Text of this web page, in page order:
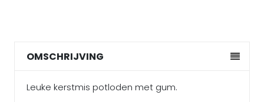
OMSCHRIJVING
Leuke kerstmis potloden met gum.